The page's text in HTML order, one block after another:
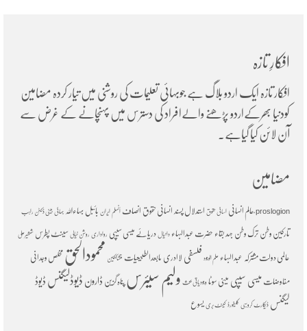
افکارِ تازہ
افکار تازہ ایک اردو بلاگ ہے جوبہائی تعلیمات کی روشنی میں تیار کردہ مضامین
کودنیا بھرکےاردو پڑھنے والےافراد کی دسترس میں پہنچانے کے غرض سے
آن لائن کیا گیاہے۔
مضامین
proslogion ؑعالم انسانی اسانی حقوق استدلال پسند انسانی حقوق انصاف اَنسلم ایران بائبل بہاءاللہ بہائی بینی ڈکٹن راہب
تارکین وطن ترک وطن جہد بقاء حضرت عبدالبہاء دانیال دریائے میسی سیپی رواداری روشن خیالی سینٹ پطرس شمشیرعلی
عالمی دولت مشترکہ عبدالبہاء علم الوجود فلسفی لاادری مابعدالطبیعیات متشککین محمودالحق مخلص وجدانی
مفاوضات میسی سیپی مینی سوٹا وجودیاتی بحث ولیم سیئرس پناہ گزین ڈارون ڈیوڈلیگنس ڈیوڈ
لیگنس ڈیکارٹ کروسبی کلیفورڈ کینٹ بری یسوع